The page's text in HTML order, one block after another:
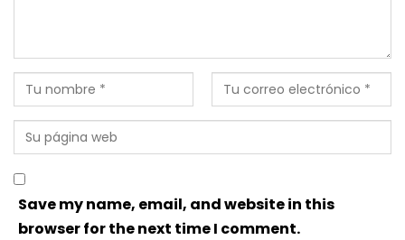
Save my name, email, and website in this
browser for the next time I comment.